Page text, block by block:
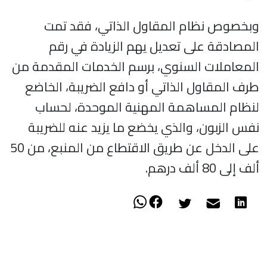
وبخصوص نظام المقاول الذاتي، فقد تمت
المصادقة على تعديل يهم الزيادة في رقم
المعاملات السنوي، برسم الخدمات المقدمة من
طرف المقاول الذاتي أو دافع الضريبة، الخاضع
لنظام المساهمة المهنية الموحدة، لحساب
نفس الزبون، والذي يخضع ما يزيد عنه للضريبة
على الدخل عن طريق الاقتطاع من المنبع، من 50
ألف إلى 80 ألف درهم.